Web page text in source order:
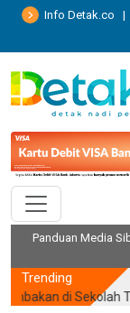
Info Detak.co |
Panduan Media
Trending
di Sekolah Thailand